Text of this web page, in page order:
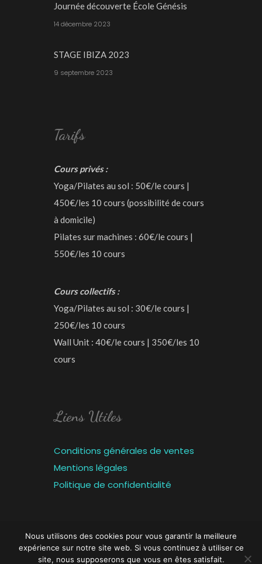
Journée découverte École Génésis
14 décembre 2023
STAGE IBIZA 2023
9 septembre 2023
Tarifs
Cours privés :
Yoga/Pilates au sol : 50€/le cours |
450€/les 10 cours (possibilité de cours
à domicile)
Pilates sur machines : 60€/le cours |
550€/les 10 cours
Cours collectifs :
Yoga/Pilates au sol : 30€/le cours |
250€/les 10 cours
Wall Unit : 40€/le cours | 350€/les 10
cours
Liens Utiles
Conditions générales de ventes
Mentions légales
Politique de confidentialité
Créé avec ♥ parFlorian SANCHEZ
© 2025 - Tous droits réservés
Nous utilisons des cookies pour vous garantir la meilleure
expérience sur notre site web. Si vous continuez à utiliser ce
site, nous supposerons que vous en êtes satisfait.